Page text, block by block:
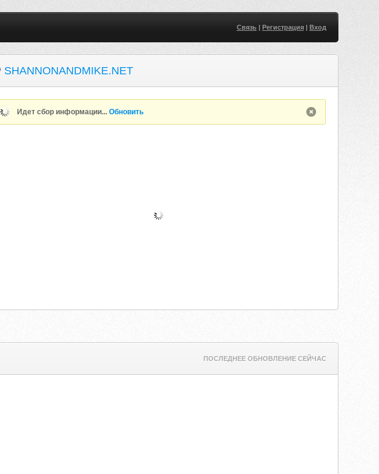
Связь| Регистрация| Вход
SHANNONANDMIKE.NET
Идет сбор информации...Обновить
ПОСЛЕДНЕЕ ОБНОВЛЕНИЕ СЕЙЧАС